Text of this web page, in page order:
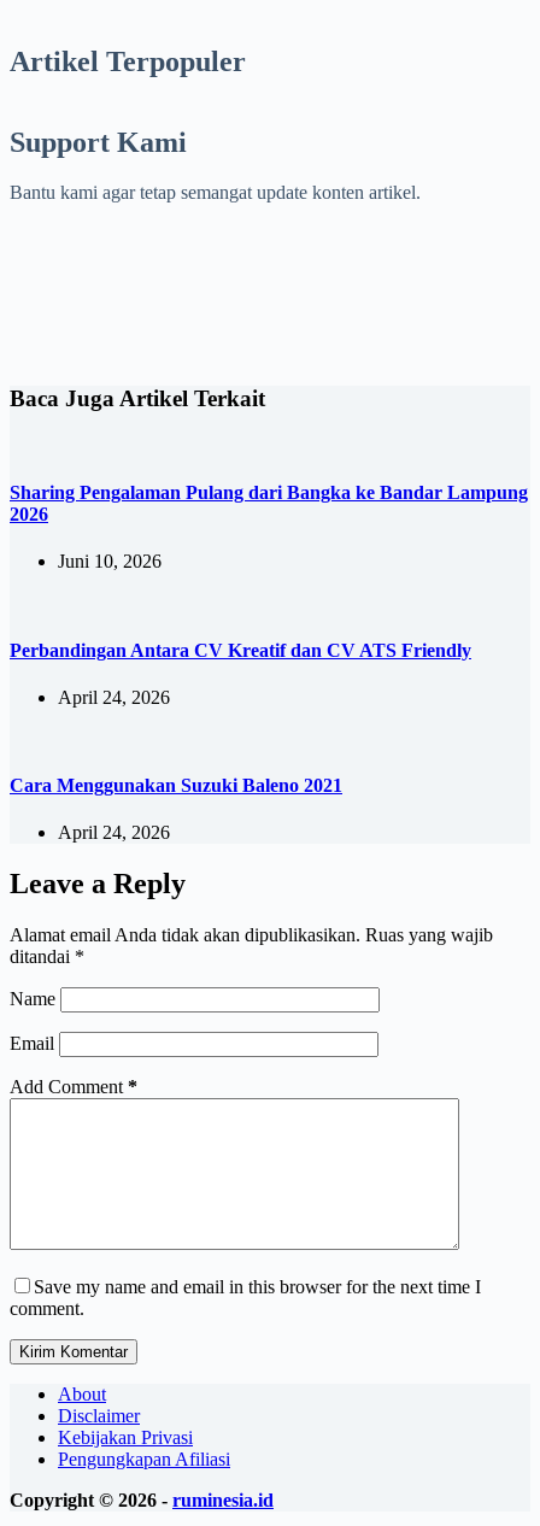
Artikel Terpopuler
Support Kami
Bantu kami agar tetap semangat update konten artikel.
Baca Juga Artikel Terkait
Sharing Pengalaman Pulang dari Bangka ke Bandar Lampung
2026
Juni 10, 2026
Perbandingan Antara CV Kreatif dan CV ATS Friendly
April 24, 2026
Cara Menggunakan Suzuki Baleno 2021
April 24, 2026
Leave a Reply
Alamat email Anda tidak akan dipublikasikan. Ruas yang wajib
ditandai *
Name
Email
Add Comment *
Save my name and email in this browser for the next time I
comment.
Kirim Komentar
About
Disclaimer
Kebijakan Privasi
Pengungkapan Afiliasi
Copyright © 2026 - ruminesia.id